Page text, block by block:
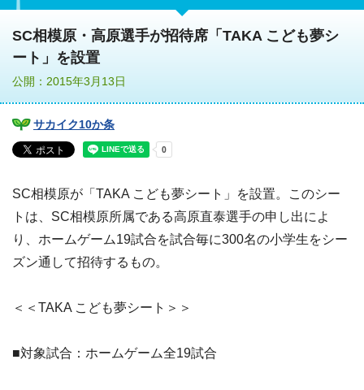
SC相模原・高原選手が招待席「TAKA こども夢シ
ート」を設置
公開：2015年3月13日
サカイク10か条
SC相模原が「TAKA こども夢シート」を設置。このシー
トは、SC相模原所属である高原直泰選手の申し出によ
り、ホームゲーム19試合を試合毎に300名の小学生をシー
ズン通して招待するもの。
＜＜TAKA こども夢シート＞＞
■対象試合：ホームゲーム全19試合